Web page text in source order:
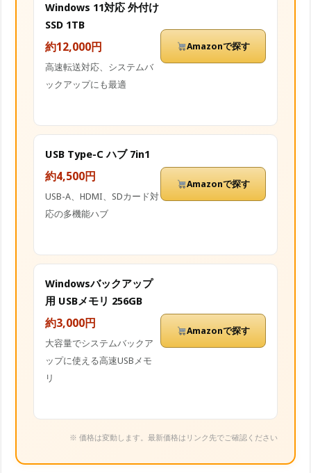
Windows 11対応 外付け
SSD 1TB
約12,000円
高速転送対応、システムバ
ックアップにも最適
Amazonで探す
USB Type-C ハブ 7in1
約4,500円
USB-A、HDMI、SDカード対
応の多機能ハブ
Amazonで探す
Windowsバックアップ
用 USBメモリ 256GB
約3,000円
大容量でシステムバックア
ップに使える高速USBメモ
リ
Amazonで探す
※ 価格は変動します。最新価格はリンク先でご確認ください